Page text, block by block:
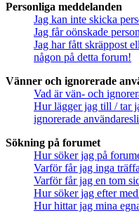
Personliga meddelanden
Jag kan inte skicka
Jag får oönskade
Jag har fått skräppost
någon på detta forum!
Vänner och ignorerade
Vad är vän- och
Hur lägger jag till / tar
ignorerade
Sökning på forumet
Hur söker jag på
Varför får jag inga
Varför får jag en tom
Hur söker jag efter
Hur hittar jag mina